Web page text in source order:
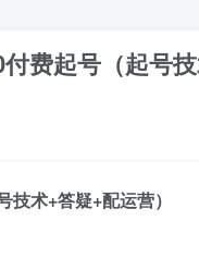
费起号（起号技
技术+答疑+配运营）